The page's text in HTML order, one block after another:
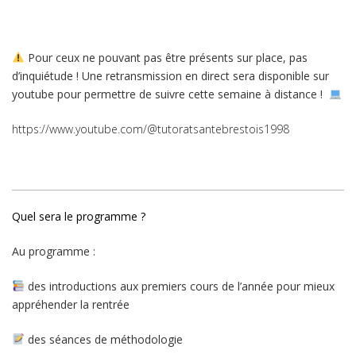
Pour ceux ne pouvant pas être présents sur place, pas
d’inquiétude ! Une retransmission en direct sera disponible sur
youtube pour permettre de suivre cette semaine à distance !
https://www.youtube.com/@tutoratsantebrestois1998
Quel sera le programme ?
Au programme :
des introductions aux premiers cours de l’année pour mieux
appréhender la rentrée
des séances de méthodologie